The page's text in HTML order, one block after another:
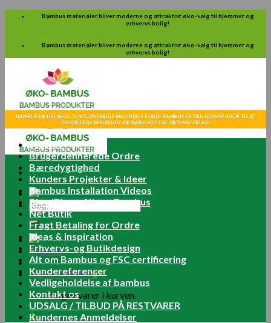
Skip
Bambus materialer bliver moderne og attraktivt øko-valg til hjemmet og
erhvervs bolig!
Bambus materialer bliver moderne og attraktivt øko-valg til hjemmet og
erhvervs bolig!
Søg
efter:
Log ind
Kurv /0.00kr.0
Ingen varer i kurven.
0
BAMBUS ER DET BEDSTE MILJØVENLIGE MATERIALE FORDI BAMBUS ER DEN BEDSTE KILDE TIL AT
PRODUCERE MILJØRIGTIGE BÆREDYGTIGE ØKO-MATERIALE
Forside
Brugerdefinerede Ordre
Bæredygtighed
Kunders Projekter & Ideer
Bambus Installation Videos
Blog/Tips – Alt om Bambus
Net Butik
Fragt Betaling for Ordre
Ideas & Inspiration
Erhvervs-og Butikdesign
Alt om Bambus og FSC certificering
Kundereferencer
Vedligeholdelse af bambus
Kontakt os
UDSALG / TILBUD PÅ RESTVARER
Kundernes Anmeldelser